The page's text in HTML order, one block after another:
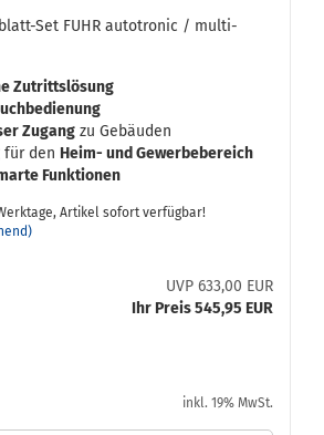
​​Set FUHR au­to­tro­nic / mul­ti­
Zu­tritts­lö­sung
Zu­gang zu Ge­bäu­den
für den Heim- und Ge­wer­be­be­reich
Funk­tio­nen
Artikel sofort verfügbar!
UVP 633,00 EUR
Ihr Preis 545,95 EUR
inkl. 19% MwSt.